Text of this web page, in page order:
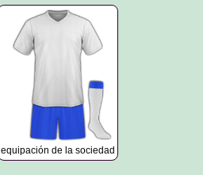
equipación de la sociedad